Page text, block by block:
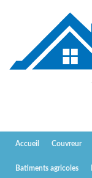
Accueil Couvreur
Batiments agricoles